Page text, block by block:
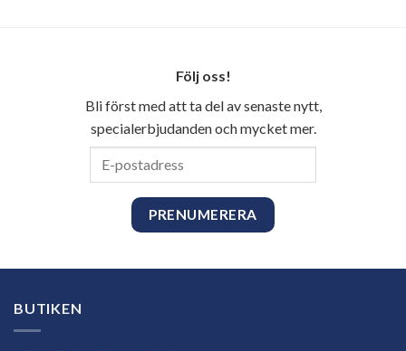
Följ oss!
Bli först med att ta del av senaste nytt,
specialerbjudanden och mycket mer.
BUTIKEN